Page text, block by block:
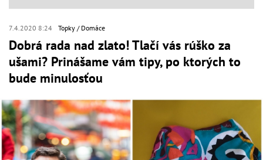
7.4.2020 8:24 Topky Domáce
Dobrá rada nad zlato! Tlačí vás rúško za
ušami? Prinášame vám tipy, po ktorých to
bude minulosťou